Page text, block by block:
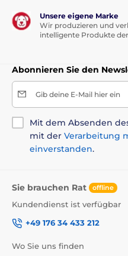
Unsere eigene Marke
Wir produzieren und
intelligente Produkte
Abonnieren Sie den
Gib deine E-Mail hier ein
Mit dem Absenden
mit der Verarbeitung
einverstanden.
Sie brauchen Rat offline
Kundendienst ist verfügbar
+49 176 34 433 212
Wo Sie uns finden